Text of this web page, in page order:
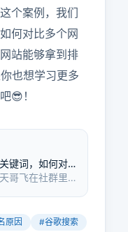
个案例，我们
何对比多个网
站能够拿到排
也想学习更多
😎！
键词，如何对
面的网站能够
哥飞在社群里
网站能够拿到
原因 #谷歌搜索